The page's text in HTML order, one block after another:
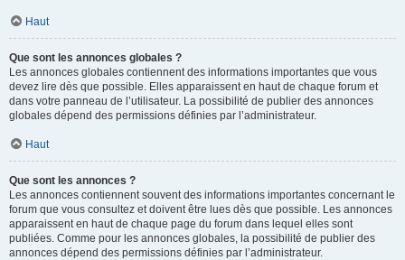
Haut
Que sont les annonces globales ?
Les annonces globales contiennent des informations importantes que vous
devez lire dès que possible. Elles apparaissent en haut de chaque forum et
dans votre panneau de l’utilisateur. La possibilité de publier des annonces
globales dépend des permissions définies par l’administrateur.
Haut
Que sont les annonces ?
Les annonces contiennent souvent des informations importantes concernant le
forum que vous consultez et doivent être lues dès que possible. Les annonces
apparaissent en haut de chaque page du forum dans lequel elles sont
publiées. Comme pour les annonces globales, la possibilité de publier des
annonces dépend des permissions définies par l’administrateur.